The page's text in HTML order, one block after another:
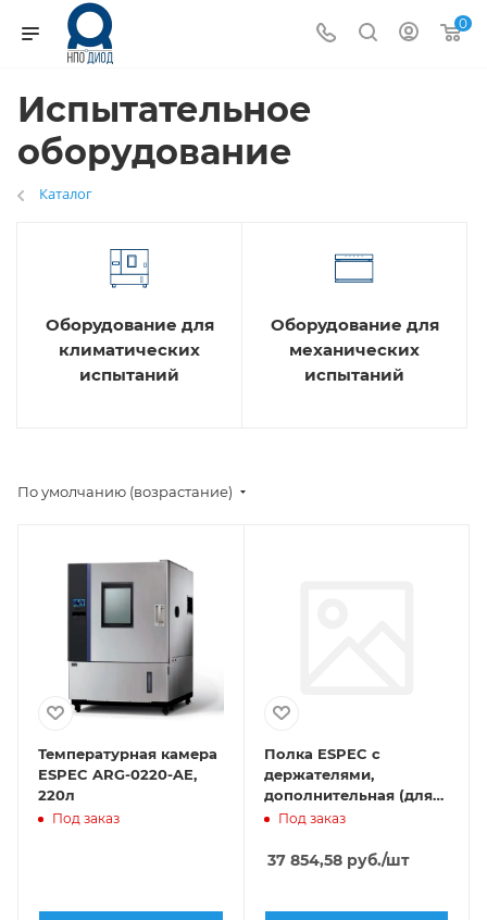
0
Испытательное
оборудование
Каталог
Оборудование для
климатических
испытаний
Оборудование для
механических
испытаний
По умолчанию (возрастание)
Температурная камера
ESPEC ARG-0220-AE,
220л
Под заказ
Полка ESPEC с
держателями,
дополнительная (для
AR 220 литров)
Под заказ
37 854,58руб./шт